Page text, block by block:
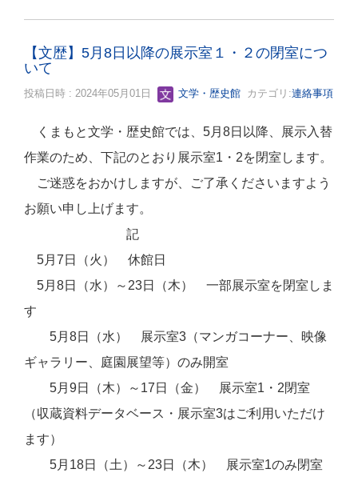
【文歴】5月8日以降の展示室１・２の閉室につ
いて
投稿日時 : 2024年05月01日 文学・歴史館 カテゴリ:連絡事項
くまもと文学・歴史館では、5月8日以降、展示入替
作業のため、下記のとおり展示室1・2を閉室します。
ご迷惑をおかけしますが、ご了承くださいますよう
お願い申し上げます。
記
5月7日（火） 休館日
5月8日（水）～23日（木） 一部展示室を閉室しま
す
5月8日（水） 展示室3（マンガコーナー、映像
ギャラリー、庭園展望等）のみ開室
5月9日（木）～17日（金） 展示室1・2閉室
（収蔵資料データベース・展示室3はご利用いただけ
ます）
5月18日（土）～23日（木） 展示室1のみ閉室